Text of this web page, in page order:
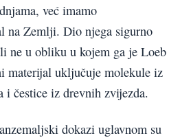
već imamo
na Zemlji. Dio njega sigurno
ne u obliku u kojem ga je Loeb
materijal uključuje molekule iz
i čestice iz drevnih zvijezda.
dokazi uglavnom su